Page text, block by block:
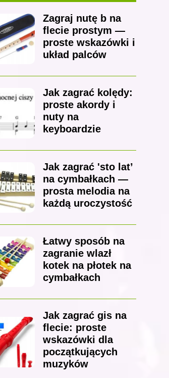
Zagraj nutę b na
flecie prostym —
proste wskazówki i
układ palców
Jak zagrać kolędy:
proste akordy i
nuty na
keyboardzie
Jak zagrać 'sto lat’
na cymbałkach —
prosta melodia na
każdą uroczystość
Łatwy sposób na
zagranie wlazł
kotek na płotek na
cymbałkach
Jak zagrać gis na
flecie: proste
wskazówki dla
początkujących
muzyków